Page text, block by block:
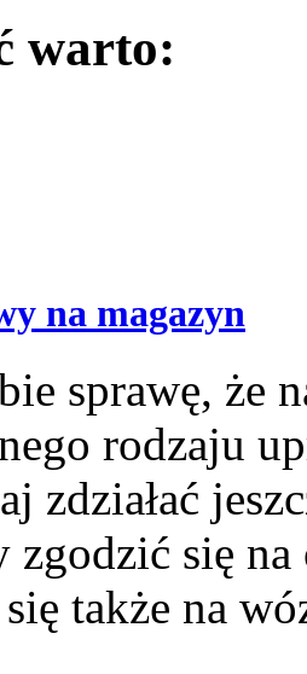
warto:
na magazyn
sprawę, że
rodzaju
zdziałać
się
także na